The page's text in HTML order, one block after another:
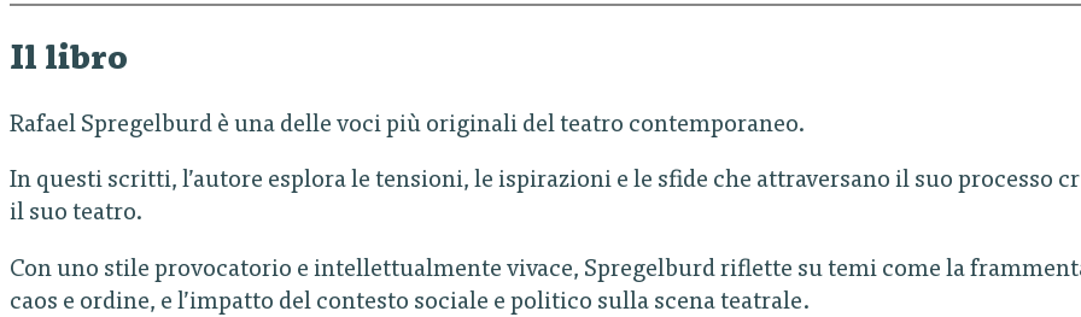
Il libro
Rafael Spregelburd è una delle voci più originali del teatro contemporaneo.
In questi scritti, l’autore esplora le tensioni, le ispirazioni e le sfide che attraversano il suo processo
il suo teatro.
Con uno stile provocatorio e intellettualmente vivace, Spregelburd riflette su temi come la
caos e ordine, e l’impatto del contesto sociale e politico sulla scena teatrale.